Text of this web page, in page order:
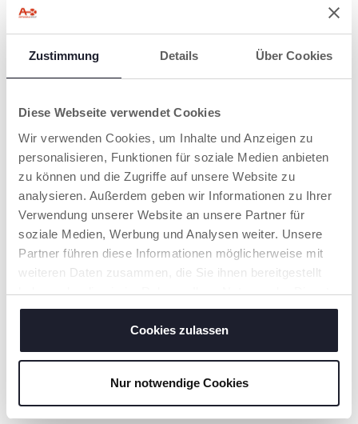
Zustimmung Details Über Cookies
Diese Webseite verwendet Cookies
Wir verwenden Cookies, um Inhalte und Anzeigen zu
personalisieren, Funktionen für soziale Medien anbieten
zu können und die Zugriffe auf unsere Website zu
analysieren. Außerdem geben wir Informationen zu Ihrer
Verwendung unserer Website an unsere Partner für
soziale Medien, Werbung und Analysen weiter. Unsere
Partner führen diese Informationen möglicherweise mit
weiteren Daten zusammen, die Sie ihnen bereitgestellt
haben oder die sie im Rahmen Ihrer Nutzung der Dienste
gesammelt haben.
Cookies zulassen
Nur notwendige Cookies
Mitwachsen:
Wenn Ihr Kind größer
wird, nutzen Sie
einfach dieselbe Basis
FullSeat 360 auf.
Dieser wächst mit
Ihrem Kind bis zu
einer Körpergröße
von 150 cm mit. Ab
100 cm (ca. 4 Jahre)
wird er zu einer
Sitzerhöhung, die für
größere Kinder ohne
Basis verwendet
werden kann.
INSTALLATION
EASY-BOARDING-
SYSTEM